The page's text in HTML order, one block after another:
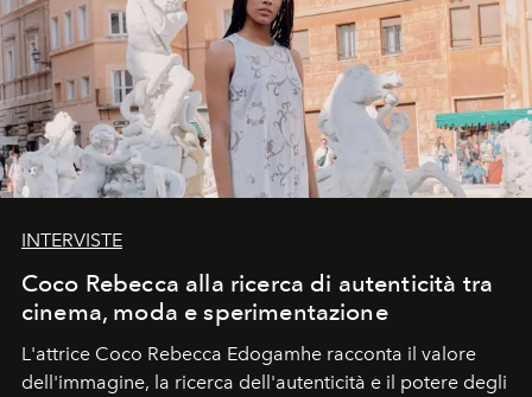
INTERVISTE
Coco Rebecca alla ricerca di autenticità tra
cinema, moda e sperimentazione
L'attrice Coco Rebecca Edogamhe racconta il valore
dell'immagine, la ricerca dell'autenticità e il potere degli